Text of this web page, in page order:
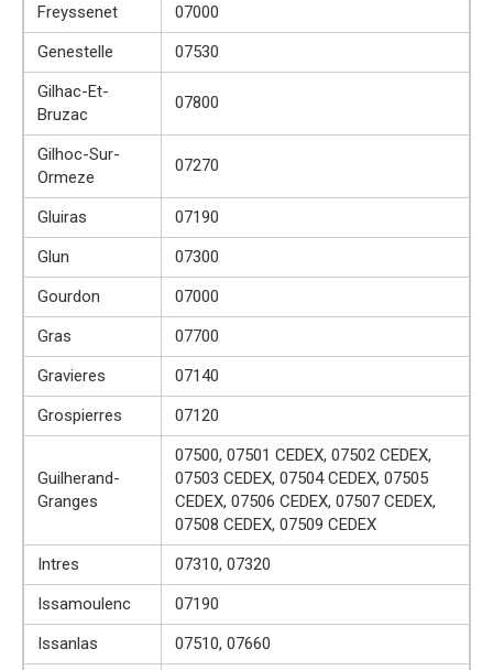
Freyssenet
07000
Genestelle
07530
Gilhac-Et-
Bruzac
07800
Gilhoc-Sur-
Ormeze
07270
Gluiras
07190
Glun
07300
Gourdon
07000
Gras
07700
Gravieres
07140
Grospierres
07120
Guilherand-
Granges
07500, 07501 CEDEX, 07502 CEDEX,
07503 CEDEX, 07504 CEDEX, 07505
CEDEX, 07506 CEDEX, 07507 CEDEX,
07508 CEDEX, 07509 CEDEX
Intres
07310, 07320
Issamoulenc
07190
Issanlas
07510, 07660